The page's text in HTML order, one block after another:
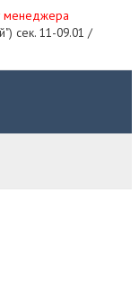
менеджера
сек. 11-09.01 /